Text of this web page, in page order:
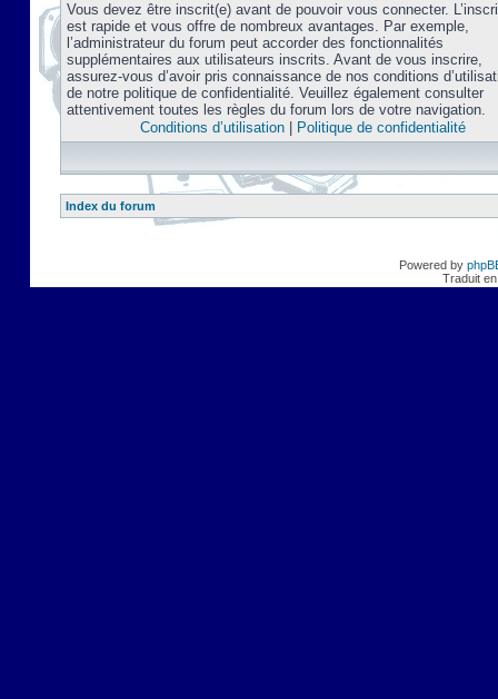
Vous devez être inscrit(e) avant de pouvoir vous connecter.
est rapide et vous offre de nombreux avantages. Par exemple,
l’administrateur du forum peut accorder des fonctionnalités
supplémentaires aux utilisateurs inscrits. Avant de vous inscrire,
assurez-vous d’avoir pris connaissance de nos conditions
de notre politique de confidentialité. Veuillez également consulter
attentivement toutes les règles du forum lors de votre navigation.
Conditions d’utilisation| Politique de confidentialité
Index du forum
Powered by
Traduit